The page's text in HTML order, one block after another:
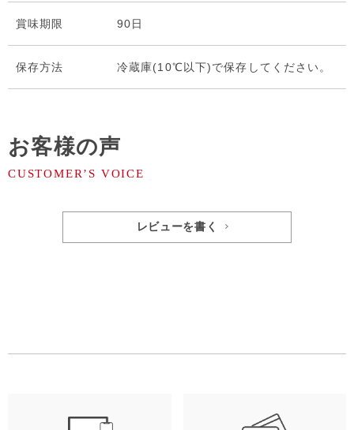
賞味期限 90日
保存⽅法 冷蔵庫(10℃以下)で保存してください。
お客様の声
レビューを書く